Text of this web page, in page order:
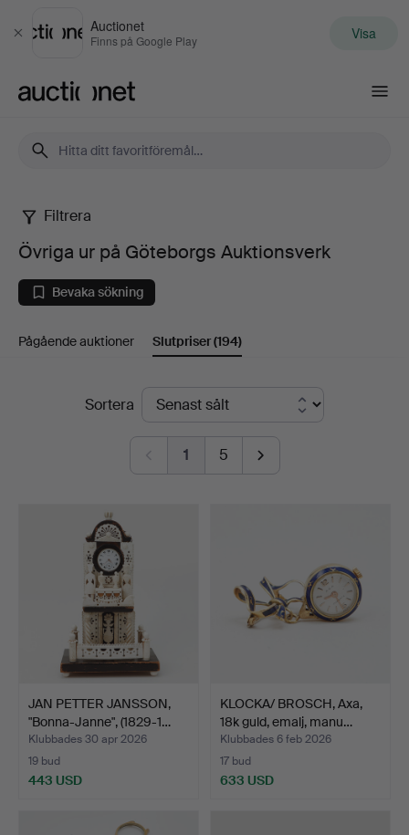
Stäng
Auctionet
Finns på Google Play Visa
Övriga
ur
på
Göteborgs
Auktionsverk
Filtrera
Övriga ur på Göteborgs Auktionsverk
Bevaka sökning
Pågående auktioner Slutpriser(194)
SlutpriserSortera
1 5
JAN PETTER JANSSON,
"Bonna-Janne", (1829-1…
Klubbades 30 apr 2026
19 bud
443 USD
KLOCKA/ BROSCH, Axa,
18k guld, emalj, manu…
Klubbades 6 feb 2026
17 bud
633 USD